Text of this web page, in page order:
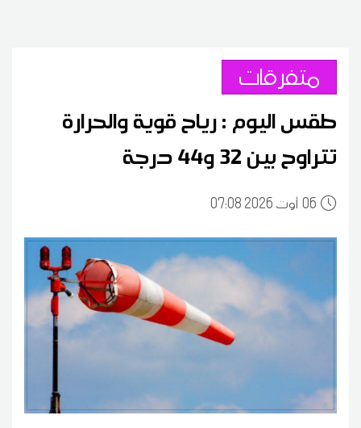
متفرقات
طقس اليوم : رياح قوية والحرارة
تتراوح بين 32 و44 درجة
0607:08 2026 أوت